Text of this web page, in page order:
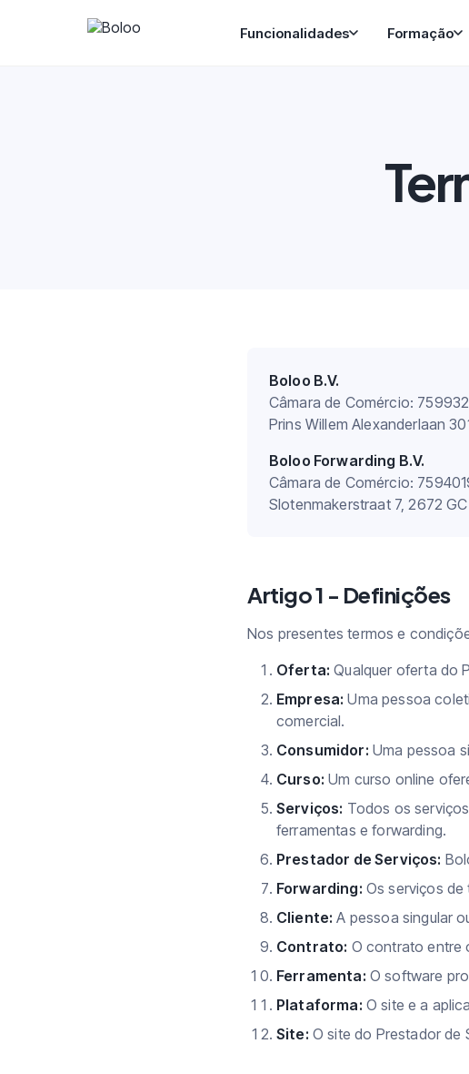
Funcionalidades Formação
Boloo B.V.
Câmara de Comércio:
Prins Willem Alexanderlaan
Boloo Forwarding B.V.
Câmara de Comércio:
Slotenmakerstraat 7, 2672
Artigo 1 - Definições
Nos presentes termos e
Oferta: Qualquer oferta do
Empresa: Uma pessoa
comercial.
Consumidor: Uma pessoa
Curso: Um curso online
Serviços: Todos os
ferramentas e forwarding.
Prestador de Serviços:
Forwarding: Os serviços
Cliente: A pessoa singular
Contrato: O contrato entre
Ferramenta: O software
Plataforma: O site e a
Site: O site do Prestador de